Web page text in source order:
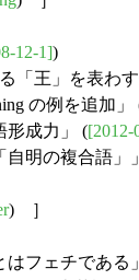
12-1])
「王」を表わ
の例を追加」
形成力」 ([2012-
自明の複合語」
) ］
はフェチである